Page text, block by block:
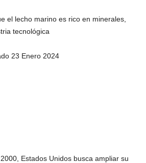
el lecho marino es rico en minerales,
tecnológica
23 Enero 2024
Estados Unidos busca ampliar su